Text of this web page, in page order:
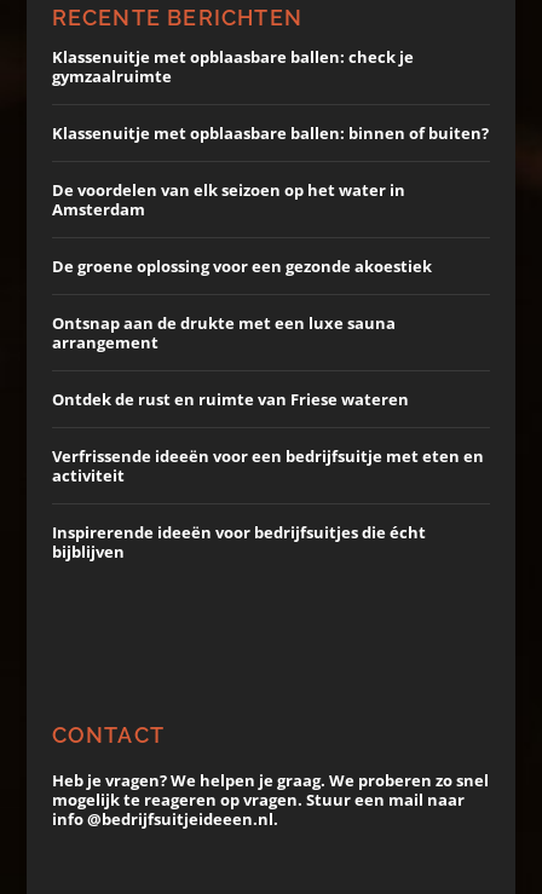
RECENTE BERICHTEN
Klassenuitje met opblaasbare ballen: check je
gymzaalruimte
Klassenuitje met opblaasbare ballen: binnen of buiten?
De voordelen van elk seizoen op het water in
Amsterdam
De groene oplossing voor een gezonde akoestiek
Ontsnap aan de drukte met een luxe sauna
arrangement
Ontdek de rust en ruimte van Friese wateren
Verfrissende ideeën voor een bedrijfsuitje met eten en
activiteit
Inspirerende ideeën voor bedrijfsuitjes die écht
bijblijven
CONTACT
Heb je vragen? We helpen je graag. We proberen zo snel
mogelijk te reageren op vragen. Stuur een mail naar
info @bedrijfsuitjeideeen.nl.